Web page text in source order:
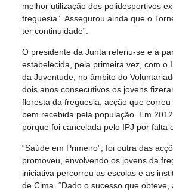
melhor utilização dos polidesportivos
freguesia”. Assegurou ainda que o
ter continuidade”.
O presidente da Junta referiu-se e à
estabelecida, pela primeira vez, com o
da Juventude, no âmbito do
dois anos consecutivos os jovens
floresta da freguesia, acção que
bem recebida pela população. Em
porque foi cancelada pelo IPJ por falta
“Saúde em Primeiro”, foi outra das
promoveu, envolvendo os jovens da
iniciativa percorreu as escolas e as
de Cima. “Dado o sucesso que obteve,